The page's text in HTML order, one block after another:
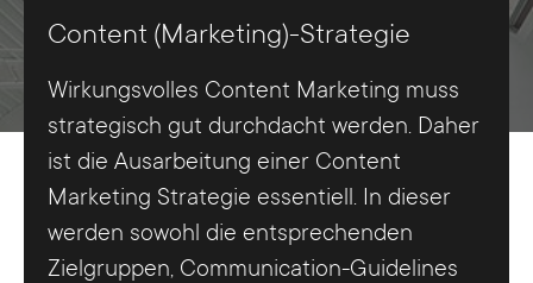
Content (Marketing)-Strategie
Wirkungsvolles Content Marketing muss
strategisch gut durchdacht werden. Daher
ist die Ausarbeitung einer Content
Marketing Strategie essentiell. In dieser
werden sowohl die entsprechenden
Zielgruppen, Communication-Guidelines